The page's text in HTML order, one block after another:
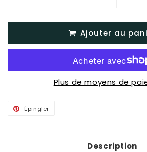
Ajouter au
Plus de moyens de
Épingler
Description